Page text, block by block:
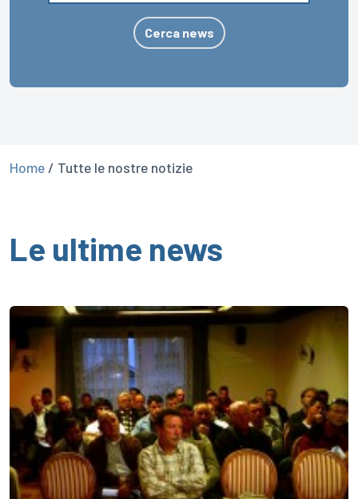
Cerca news
Home / Tutte le nostre notizie
Le ultime news